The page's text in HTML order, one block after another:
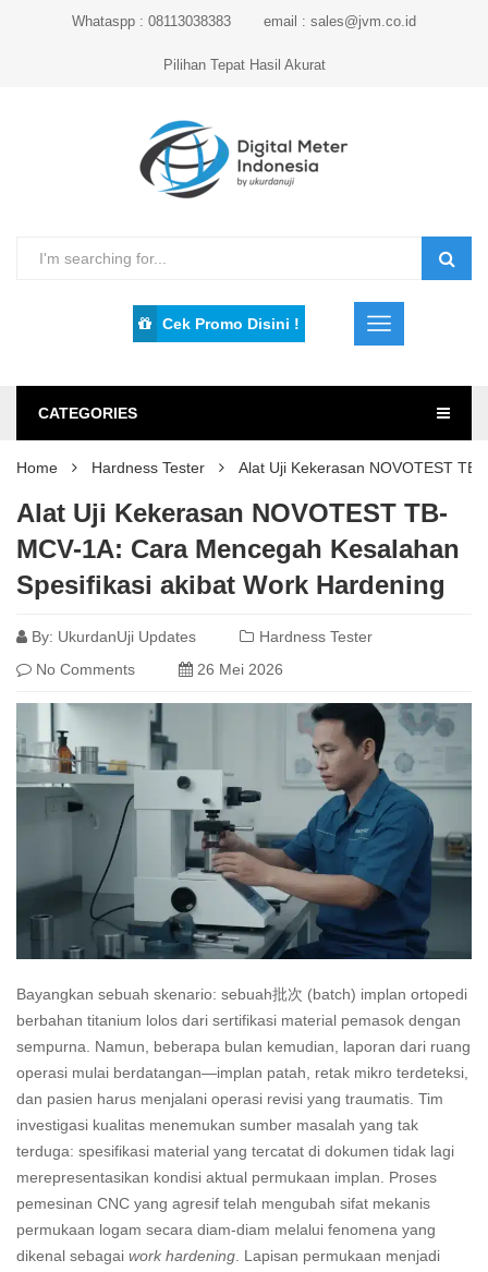
Whataspp : 08113038383 email : sales@jvm.co.id
Pilihan Tepat Hasil Akurat
Cek Promo Disini !
CATEGORIES
Home Hardness Tester Alat Uji Kekerasan NOVOTEST
Alat Uji Kekerasan NOVOTEST TB-
MCV-1A: Cara Mencegah Kesalahan
Spesifikasi akibat Work Hardening
By: UkurdanUji Updates
Hardness Tester
No Comments
26 Mei 2026
Bayangkan sebuah skenario: sebuah批次 (batch) implan ortopedi
berbahan titanium lolos dari sertifikasi material pemasok dengan
sempurna. Namun, beberapa bulan kemudian, laporan dari ruang
operasi mulai berdatangan—implan patah, retak mikro terdeteksi,
dan pasien harus menjalani operasi revisi yang traumatis. Tim
investigasi kualitas menemukan sumber masalah yang tak
terduga: spesifikasi material yang tercatat di dokumen tidak lagi
merepresentasikan kondisi aktual permukaan implan. Proses
pemesinan CNC yang agresif telah mengubah sifat mekanis
permukaan logam secara diam-diam melalui fenomena yang
dikenal sebagai work hardening . Lapisan permukaan menjadi